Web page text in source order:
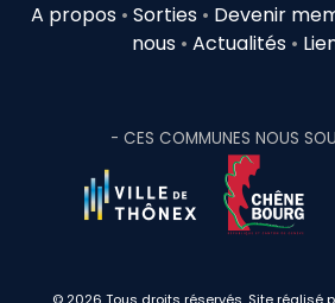
A propos • Sorties • Devenir
nous• Actualités•
- CES COMMUNES NOUS